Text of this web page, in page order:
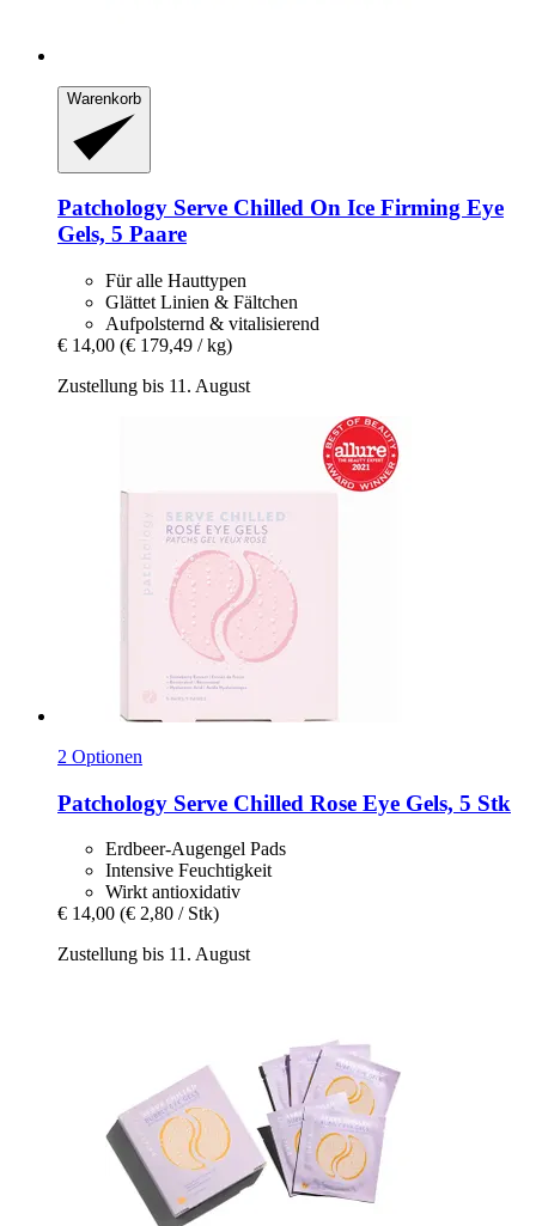
Warenkorb
Patchology Serve Chilled On Ice Firming Eye
Gels, 5 Paare
Für alle Hauttypen
Glättet Linien & Fältchen
Aufpolsternd & vitalisierend
€ 14,00 (€ 179,49 / kg)
Zustellung bis 11. August
2 Optionen
Patchology Serve Chilled Rose Eye Gels, 5 Stk
Erdbeer-Augengel Pads
Intensive Feuchtigkeit
Wirkt antioxidativ
€ 14,00 (€ 2,80 / Stk)
Zustellung bis 11. August